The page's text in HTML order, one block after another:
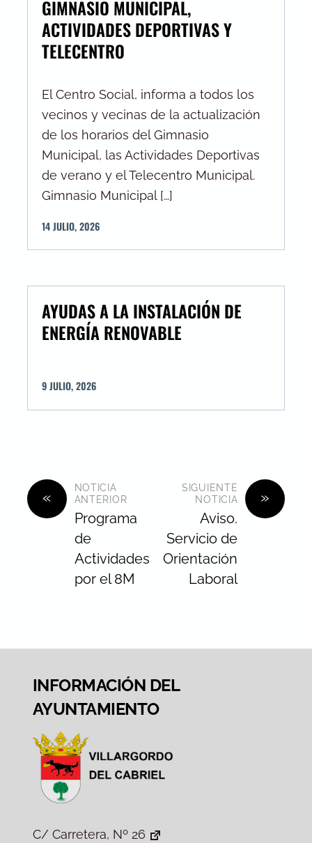
GIMNASIO MUNICIPAL,
ACTIVIDADES DEPORTIVAS Y
TELECENTRO
El Centro Social, informa a todos los
vecinos y vecinas de la actualización
de los horarios del Gimnasio
Municipal, las Actividades Deportivas
de verano y el Telecentro Municipal.
Gimnasio Municipal […]
14 JULIO,2026
AYUDAS A LA INSTALACIÓN DE
ENERGÍA RENOVABLE
9 JULIO,2026
«
NOTICIA
ANTERIOR
Programa
de
Actividades
por el 8M
»
SIGUIENTE
NOTICIA
Aviso.
Servicio de
Orientación
Laboral
INFORMACIÓN DEL
AYUNTAMIENTO
C/ Carretera, Nº 26